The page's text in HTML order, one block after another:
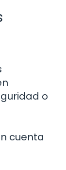
o
cuenta